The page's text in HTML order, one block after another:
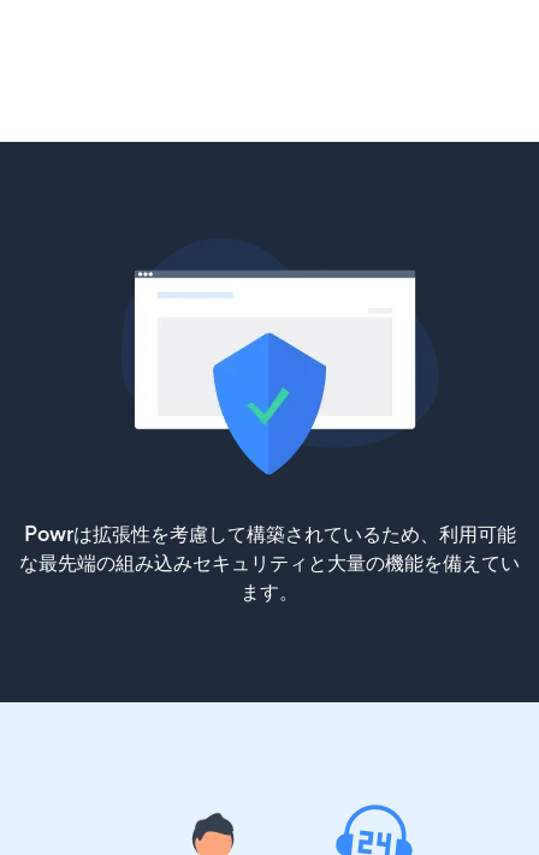
Powrは拡張性を考慮して構築されているため、利用可能
な最先端の組み込みセキュリティと大量の機能を備えてい
ます。